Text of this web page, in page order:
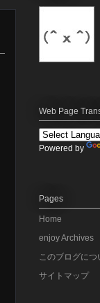
Web Page
Powered by
Pages
Home
enjoy Archives
このブログにつ
サイトマップ